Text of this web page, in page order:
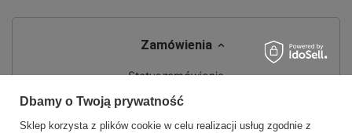
Zamówienia
Status zamówienia
Śledzenie przesyłki
Chcę zareklamować produkt
Dbamy o Twoją prywatność
Sklep korzysta z plików cookie w celu realizacji usług zgodnie z